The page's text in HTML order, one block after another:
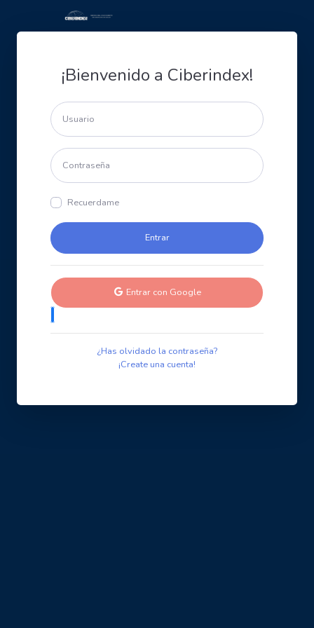
¡Bienvenido a Ciberindex!
Recuerdame
Entrar con Google
¿Has olvidado la contraseña?
¡Create una cuenta!